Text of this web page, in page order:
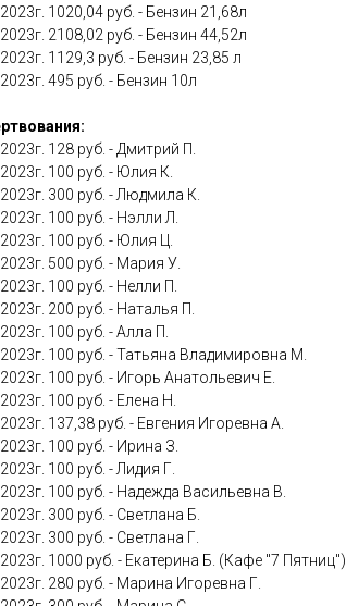
1020,04 руб. - Бензин 21,68л
2108,02 руб. - Бензин 44,52л
1129,3 руб. - Бензин 23,85 л
495 руб. - Бензин 10л
128 руб. - Дмитрий П.
100 руб. - Юлия К.
300 руб. - Людмила К.
100 руб. - Нэлли Л.
100 руб. - Юлия Ц.
500 руб. - Мария У.
100 руб. - Нелли П.
200 руб. - Наталья П.
100 руб. - Алла П.
100 руб. - Татьяна Владимировна М.
100 руб. - Игорь Анатольевич Е.
100 руб. - Елена Н.
137,38 руб. - Евгения Игоревна А.
100 руб. - Ирина З.
100 руб. - Лидия Г.
100 руб. - Надежда Васильевна В.
300 руб. - Светлана Б.
300 руб. - Светлана Г.
1000 руб. - Екатерина Б. (Кафе "7 Пятниц")
280 руб. - Марина Игоревна Г.